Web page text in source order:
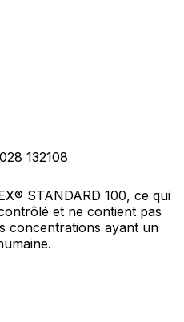
132108
STANDARD 100, ce qui
et ne contient pas
concentrations ayant un